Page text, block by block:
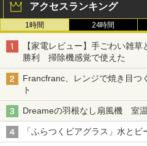
アクセスランキング
1時間 24時間
【家電レビュー】手ごわい雑
勝利 掃除機感覚で使えた
Francfranc、レンジで焼き目つ
ト
Dreameの羽根なし扇風機 室
「ふらつくビアグラス」水と